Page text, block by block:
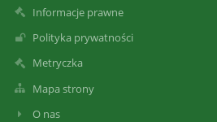
Informacje prawne
Polityka prywatności
Metryczka
Mapa strony
O nas